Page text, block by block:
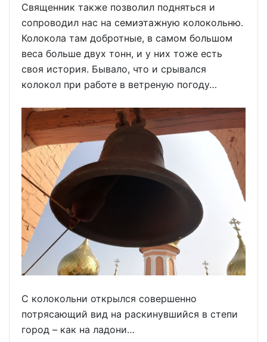
Священник также позволил подняться и
сопроводил нас на семиэтажную колокольню.
Колокола там добротные, в самом большом
веса больше двух тонн, и у них тоже есть
своя история. Бывало, что и срывался
колокол при работе в ветреную погоду…
С колокольни открылся совершенно
потрясающий вид на раскинувшийся в степи
город – как на ладони…